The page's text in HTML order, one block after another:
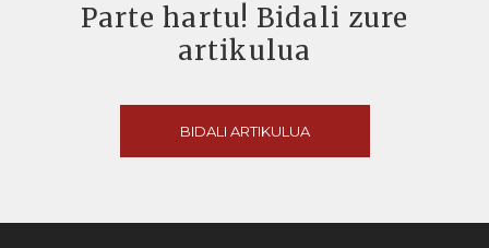
Parte hartu! Bidali zure
artikulua
BIDALI ARTIKULUA